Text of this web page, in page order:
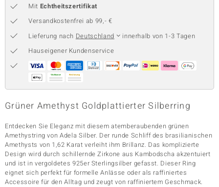
Collection
Classics
Mit Echtheitszertifikat
Versandkostenfrei ab 99,- €
Lieferung nach Deutschland
innerhalb von 1-3 Tagen
Hauseigener Kundenservice
Grüner Amethyst Goldplattierter Silberring
Entdecken Sie Eleganz mit diesem atemberaubenden grünen
Amethystring von Adela Silber. Der runde Schliff des brasilianischen
Amethysts von 1,62 Karat verleiht ihm Brillanz. Das komplizierte
Design wird durch schillernde Zirkone aus Kambodscha akzentuiert
und ist in vergoldetes 925er Sterlingsilber gefasst. Dieser Ring
eignet sich perfekt für formelle Anlässe oder als raffiniertes
Accessoire für den Alltag und zeugt von raffiniertem Geschmack.